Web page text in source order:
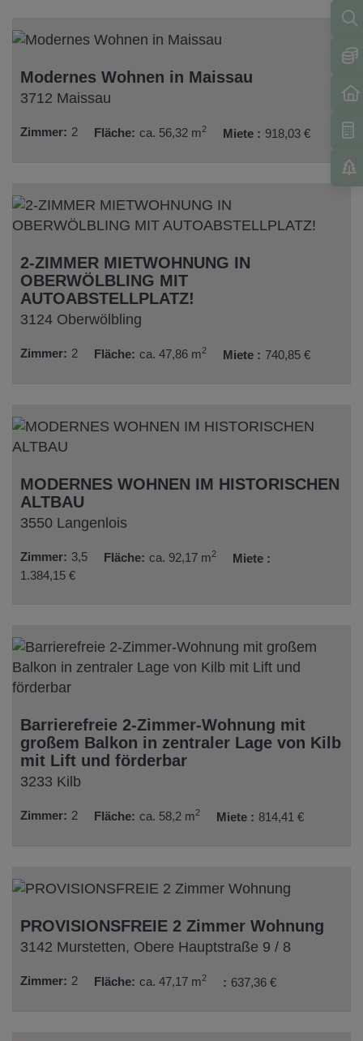
Modernes Wohnen in Maissau
3712 Maissau
Zimmer 2 Fläche ca. 56,32 m2 Miete 918,03 €
2-ZIMMER MIETWOHNUNG IN
OBERWÖLBLING MIT
AUTOABSTELLPLATZ!
3124 Oberwölbling
Zimmer 2 Fläche ca. 47,86 m2 Miete 740,85 €
MODERNES WOHNEN IM HISTORISCHEN
ALTBAU
3550 Langenlois
Zimmer 3,5 Fläche ca. 92,17 m2
Miete
1.384,15 €
Barrierefreie 2-Zimmer-Wohnung mit
großem Balkon in zentraler Lage von Kilb
mit Lift und förderbar
3233 Kilb
Zimmer 2 Fläche ca. 58,2 m2 Miete 814,41 €
PROVISIONSFREIE 2 Zimmer Wohnung
3142 Murstetten, Obere Hauptstraße 9 / 8
Zimmer 2 Fläche ca. 47,17 m2 637,36 €